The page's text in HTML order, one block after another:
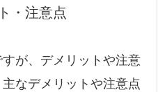
・注意点
が、デメリットや注意
なデメリットや注意点